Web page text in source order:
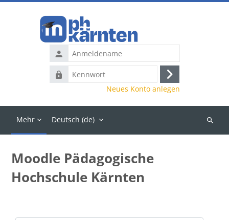
Anmeldename
Kennwort
Anmelden
Neues Konto anlegen
Mehr Deutsch ‎(de)‎
Kurse
Moodle Pädagogische
Hochschule Kärnten